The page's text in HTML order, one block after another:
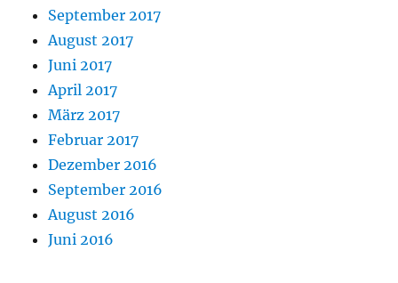
September 2017
August 2017
Juni 2017
April 2017
März 2017
Februar 2017
Dezember 2016
September 2016
August 2016
Juni 2016